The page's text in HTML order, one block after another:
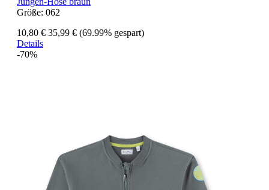
Größe: 062
10,80 € 35,99 € (69.99% gespart)
Details
-70%